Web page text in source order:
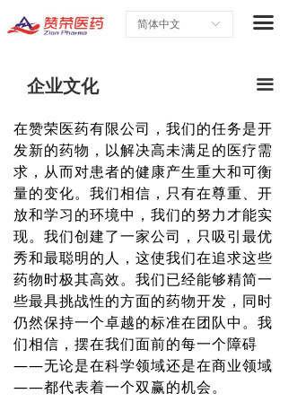
끀
首页
研究与开发
合作战略
最新企业新闻
职业生涯
联系我们
ꀅ
简体中文
企业文化
在赞荣医药有限公司，我们的任务是开
发新的药物，以解决高未满足的医疗需
求，从而对患者的健康产生重大和可衡
量的变化。我们相信，只有在尊重、开
放和学习的环境中，我们的努力才能实
现。我们创建了一家公司，只吸引最优
秀和最聪明的人，这使我们在追求这些
药物时极其高效。我们已经能够精简一
些最具挑战性的方面的药物开发，同时
仍然保持一个卓越的标准在团队中。我
们相信，摆在我们面前的每一个障碍
——无论是在科学领域还是在商业领域
——都代表着一个双赢的机会。
끀